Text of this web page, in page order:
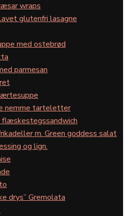
wraps
glutenfri lasagne
med ostebrød
parmesan
nemme tarteletter
flæskestegssandwich
m. Green goddess salat
og lign.
drys” Gremolata